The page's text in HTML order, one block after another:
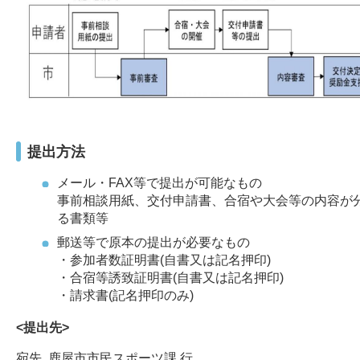
提出方法
メール・FAX等で提出が可能なもの
事前相談用紙、交付申請書、合宿や大会等の内容が
る書類等
郵送等で原本の提出が必要なもの
・参加者数証明書(自書又は記名押印)
・合宿等誘致証明書(自書又は記名押印)
・請求書(記名押印のみ)
<提出先>